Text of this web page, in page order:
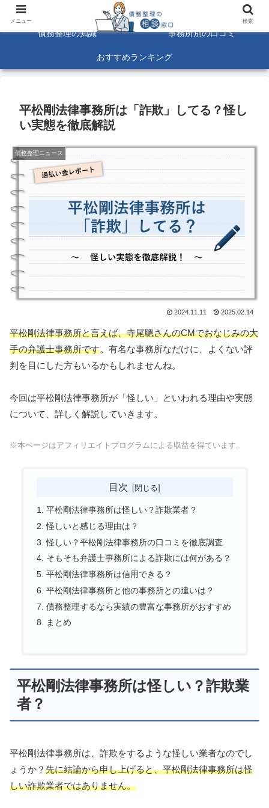
債務整理に関する悩みを解決！☆口コミ募集中☆
債務整理の知識 事務所別の口コミ
おすすめランキング
平松剛法律事務所は「詐欺」してる？怪し
い実態を徹底解説
債務整理ニュース
2024.11.11 2025.02.14
平松剛法律事務所と言えば、寺尾聰さんのCMでおなじみの大
手の弁護士事務所です。有名な事務所なだけに、よくない評
判を目にした方もいるかもしれませんね。
今回は平松剛法律事務所が「怪しい」といわれる理由や実態
について、詳しく解説していきます。
※本ページはアフィリエイトプログラムによる収益を得ています。
目次
平松剛法律事務所は怪しい？詐欺業者？
怪しいと感じる理由は？
怪しい？平松剛法律事務所の口コミを徹底調査
そもそも弁護士事務所による詐欺には何がある？
平松剛法律事務所は信用できる？
平松剛法律事務所と他の事務所との違いは？
債務整理するなら実績の豊富な事務所がおすすめ
まとめ
平松剛法律事務所は怪しい？詐欺業
者？
平松剛法律事務所は、詐欺をするような怪しい業者なのでし
ょうか？ 先に結論から申し上げると、平松剛法律事務所は怪
しい詐欺業者ではありません。
メニュー 検索